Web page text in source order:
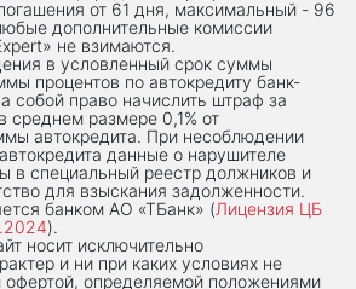
от 61 дня, максимальный - 96
дополнительные комиссии
не взимаются.
в условленный срок суммы
процентов по автокредиту банк-
собой право начислить штраф за
среднем размере 0,1% от
автокредита. При несоблюдении
данные о нарушителе
в специальный реестр должников и
для взыскания задолженности.
банком АО «ТБанк» (Лицензия ЦБ
).
носит исключительно
и ни при каких условиях не
офертой, определяемой положениями